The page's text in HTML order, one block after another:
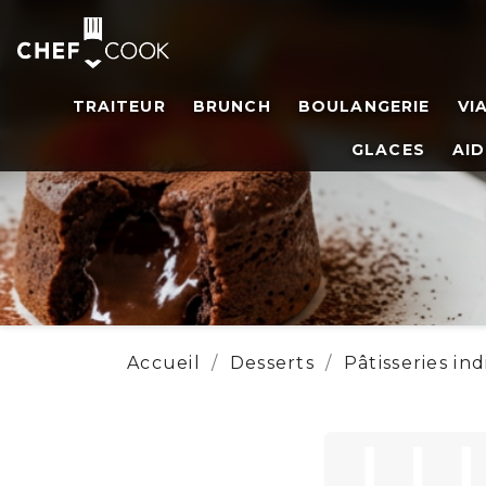
TRAITEUR BRUNCH BOULANGERIE
GLACES
Accueil Desserts Pâtisseries